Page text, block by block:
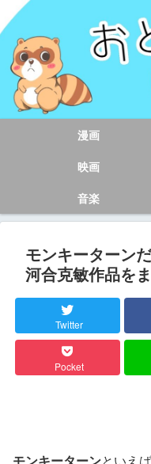
漫画
映画
音楽
モンキーターン
河合克敏作品を
Twitter
Pocket
モンキーターンといえ